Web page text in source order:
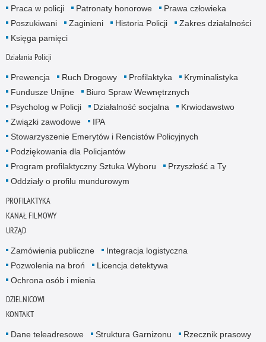
Praca w policji
Patronaty honorowe
Prawa człowieka
Poszukiwani
Zaginieni Historia Policji
Zakres działalności
Księga pamięci
Działania Policji
Prewencja Ruch Drogowy Profilaktyka
Kryminalistyka
Fundusze Unijne
Biuro Spraw Wewnętrznych
Psycholog w Policji
Działalność socjalna
Krwiodawstwo
Związki zawodowe
IPA
Stowarzyszenie Emerytów i Rencistów Policyjnych
Podziękowania dla Policjantów
Program profilaktyczny Sztuka Wyboru
Przyszłość a Ty
Oddziały o profilu mundurowym
PROFILAKTYKA
KANAŁ FILMOWY
URZĄD
Zamówienia publiczne
Integracja logistyczna
Pozwolenia na broń
Licencja detektywa
Ochrona osób i mienia
DZIELNICOWI
KONTAKT
Dane teleadresowe Struktura Garnizonu
Rzecznik prasowy